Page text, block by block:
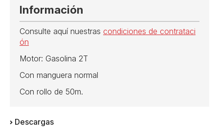
Información
Consulte aquí nuestras condiciones de contrataci
ón
Motor: Gasolina 2T
Con manguera normal
Con rollo de 50m.
Descargas